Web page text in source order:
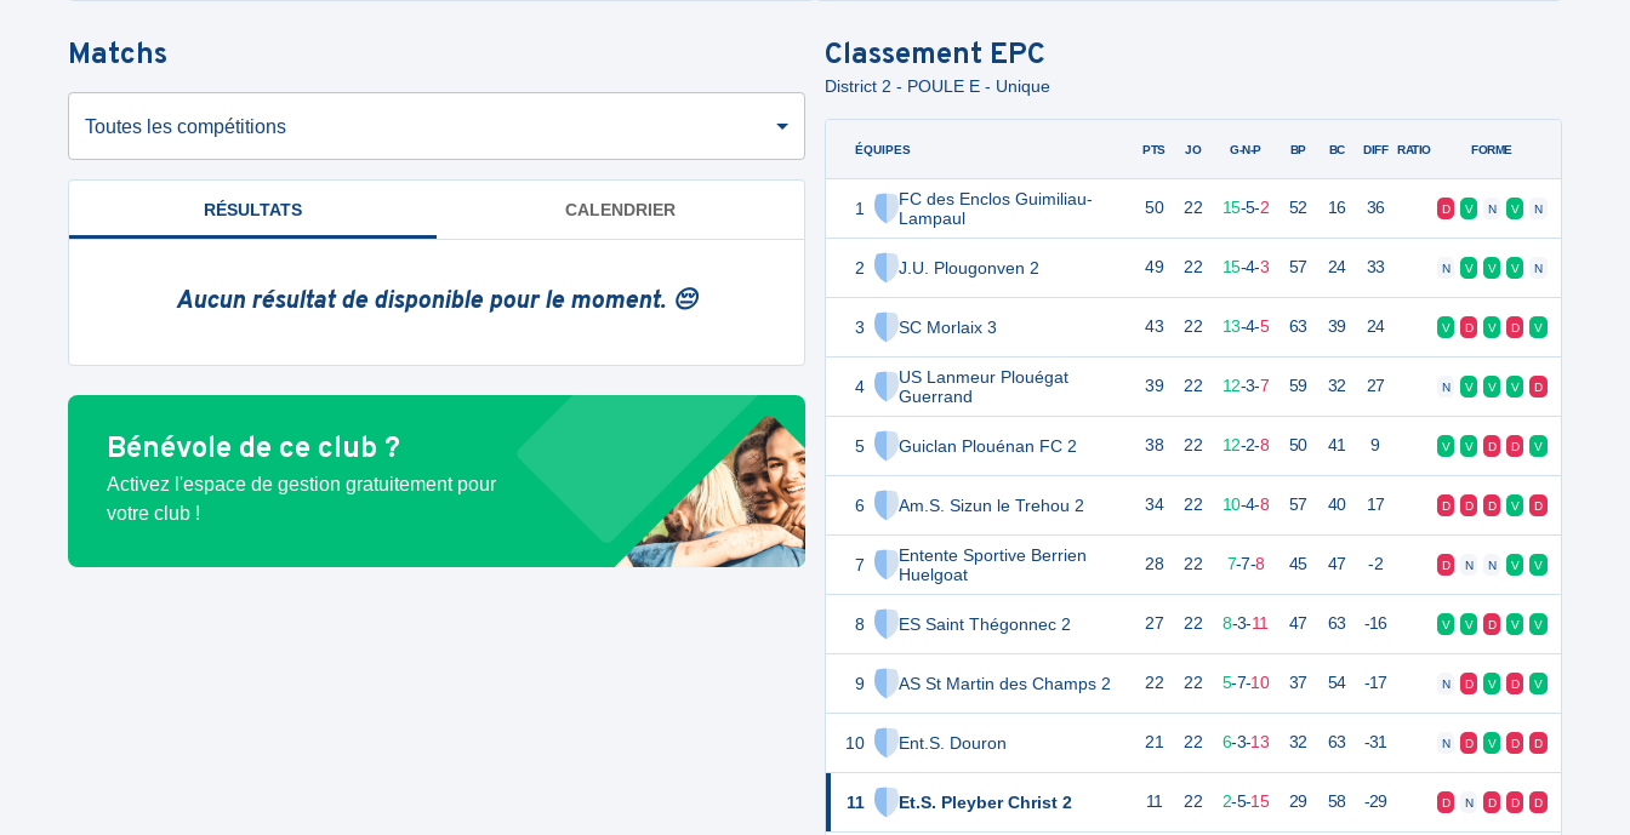
Matchs
Toutes les compétitions
RÉSULTATS CALENDRIER
Aucun résultat de disponible pour le moment. 😔
Bénévole de ce club ?
Activez l'espace de gestion gratuitement pour
votre club !
Classement EPC
District 2 - POULE E - Unique
ÉQUIPES
1
FC des Enclos Guimiliau-
Lampaul
2 J.U. Plougonven 2
3 SC Morlaix 3
4
US Lanmeur Plouégat
Guerrand
5 Guiclan Plouénan FC 2
6 Am.S. Sizun le Trehou 2
7
Entente Sportive Berrien
Huelgoat
8 ES Saint Thégonnec 2
9 AS St Martin des Champs 2
10 Ent.S. Douron
11 Et.S. Pleyber Christ 2
PTS JO G-N-P BP BC DIFF RATIO FORME
50 22 15-5-2 52 16 36 D V N V N
49 22 15-4-3 57 24 33 N V V V N
43 22 13-4-5 63 39 24 V D V D V
39 22 12-3-7 59 32 27 N V V V D
38 22 12-2-8 50 41 9 V V D D V
34 22 10-4-8 57 40 17 D D D V D
28 22 7-7-8 45 47 -2 D N N V V
27 22 8-3-11 47 63 -16 V V D V V
22 22 5-7-10 37 54 -17 N D V D V
21 22 6-3-13 32 63 -31 N D V D D
11 22 2-5-15 29 58 -29 D N D D D